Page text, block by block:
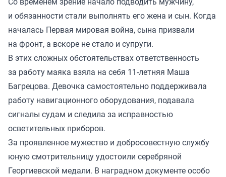
и обязанности стали выполнять его жена и сын. Когда
началась Первая мировая война, сына призвали
на фронт, а вскоре не стало и супруги.
В этих сложных обстоятельствах ответственность
за работу маяка взяла на себя 11-летняя Маша
Багрецова. Девочка самостоятельно поддерживала
работу навигационного оборудования, подавала
сигналы судам и следила за исправностью
осветительных приборов.
За проявленное мужество и добросовестную службу
юную смотрительницу удостоили серебряной
Георгиевской медали. В наградном документе особо